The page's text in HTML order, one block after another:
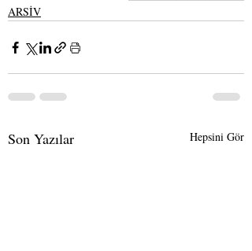
ARSİV
Son Yazılar Hepsini Gör